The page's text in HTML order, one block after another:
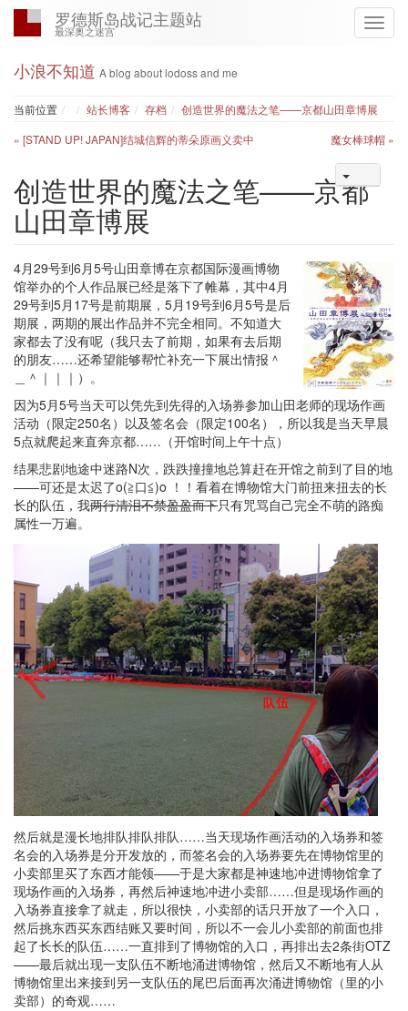
罗德斯岛战记主题站
最深奥之迷宫
小浪不知道 A blog about lodoss and me
当前位置 Home
站长博客 存档
创造世界的魔法之笔——京都山田章博展
« [STAND UP! JAPAN]结城信辉的蒂朵原画义卖中
魔女棒球帽 »
创造世界的魔法之笔——京都
山田章博展
4月29号到6月5号山田章博在京都国际漫画博物
馆举办的个人作品展已经是落下了帷幕，其中4月
29号到5月17号是前期展，5月19号到6月5号是后
期展，两期的展出作品并不完全相同。不知道大
家都去了没有呢（我只去了前期，如果有去后期
的朋友……还希望能够帮忙补充一下展出情报＾
＿＾｜｜｜）。
因为5月5号当天可以凭先到先得的入场券参加山田老师的现场作画
活动（限定250名）以及签名会（限定100名），所以我是当天早晨
5点就爬起来直奔京都……（开馆时间上午十点）
结果悲剧地途中迷路N次，跌跌撞撞地总算赶在开馆之前到了目的地
——可还是太迟了o(≧口≦)o ！！看着在博物馆大门前扭来扭去的长
长的队伍，我两行清泪不禁盈盈而下只有咒骂自己完全不萌的路痴
属性一万遍。
然后就是漫长地排队排队排队……当天现场作画活动的入场券和签
名会的入场券是分开发放的，而签名会的入场券要先在博物馆里的
小卖部里买了东西才能领——于是大家都是神速地冲进博物馆拿了
现场作画的入场券，再然后神速地冲进小卖部……但是现场作画的
入场券直接拿了就走，所以很快，小卖部的话只开放了一个入口，
然后挑东西买东西结账又要时间，所以不一会儿小卖部的前面也排
起了长长的队伍……一直排到了博物馆的入口，再排出去2条街OTZ
——最后就出现一支队伍不断地涌进博物馆，然后又不断地有人从
博物馆里出来接到另一支队伍的尾巴后面再次涌进博物馆（里的小
卖部）的奇观……